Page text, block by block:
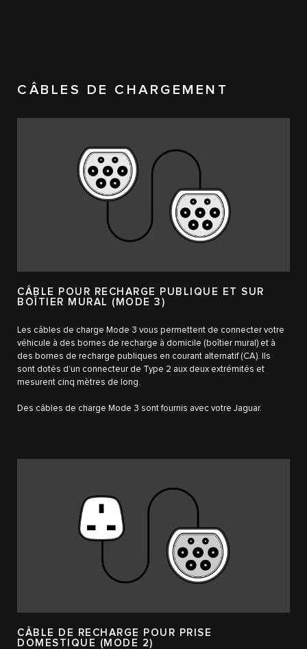
CÂBLES DE CHARGEMENT
CÂBLE POUR RECHARGE PUBLIQUE ET SUR
BOÎTIER MURAL (MODE 3)
Les câbles de charge Mode 3 vous permettent de connecter votre
véhicule à des bornes de recharge à domicile (boîtier mural) et à
des bornes de recharge publiques en courant alternatif (CA). Ils
sont dotés d’un connecteur de Type 2 aux deux extrémités et
mesurent cinq mètres de long.
Des câbles de charge Mode 3 sont fournis avec votre Jaguar.
CÂBLE DE RECHARGE POUR PRISE
DOMESTIQUE (MODE 2)